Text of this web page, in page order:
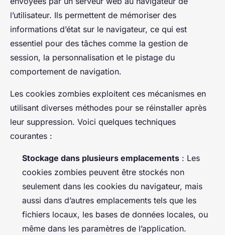
l’utilisateur. Ils permettent de mémoriser des
informations d’état sur le navigateur, ce qui est
essentiel pour des tâches comme la gestion de
session, la personnalisation et le pistage du
comportement de navigation.
Les cookies zombies exploitent ces mécanismes en
utilisant diverses méthodes pour se réinstaller après
leur suppression. Voici quelques techniques
courantes :
Stockage dans plusieurs emplacements : Les
cookies zombies peuvent être stockés non
seulement dans les cookies du navigateur, mais
aussi dans d’autres emplacements tels que les
fichiers locaux, les bases de données locales, ou
même dans les paramètres de l’application.